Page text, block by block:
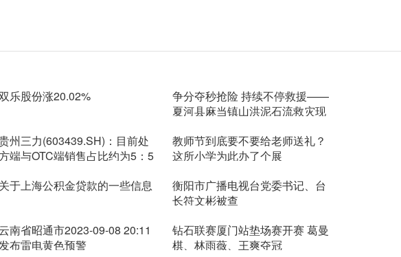
乐股份涨20.02%
争分夺秒抢险 持续不停救援——
夏河县麻当镇山洪泥石流救灾现
州三力(603439.SH)：目前处
端与OTC端销售占比约为5：5
教师节到底要不要给老师送礼？
这所小学为此办了个展
关于上海公积金贷款的一些信息
衡阳市广播电视台党委书记、台
长符文彬被查
南省昭通市2023-09-08 20:11
布雷电黄色预警
钻石联赛厦门站垫场赛开赛 葛曼
棋、林雨薇、王爽夺冠